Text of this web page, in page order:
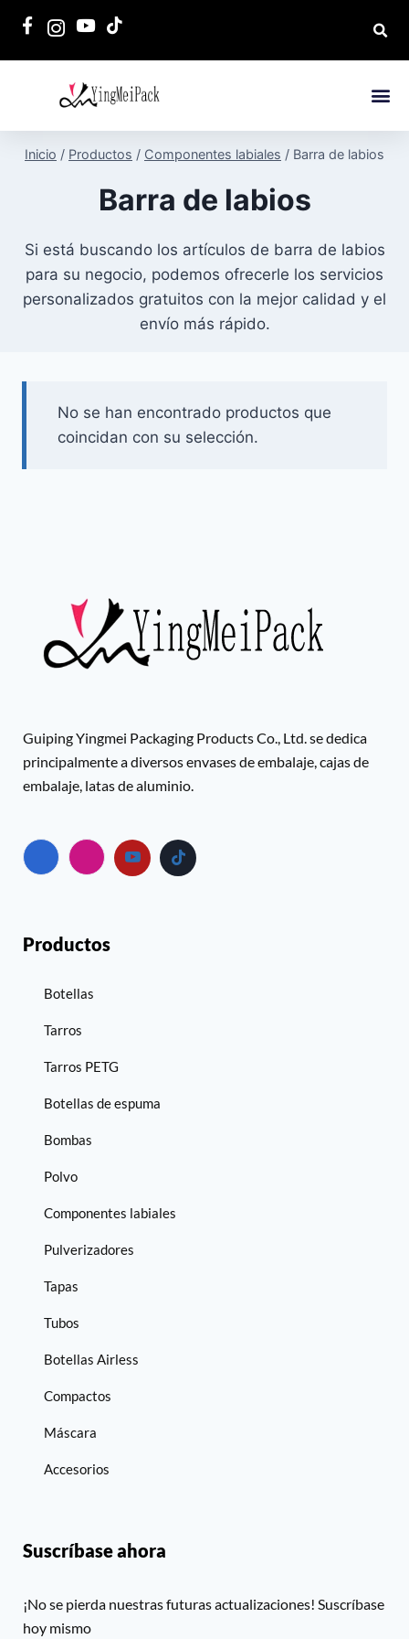
Inicio / Productos / Componentes labiales / Barra de labios
Barra de labios
Si está buscando los artículos de barra de labios
para su negocio, podemos ofrecerle los servicios
personalizados gratuitos con la mejor calidad y el
envío más rápido.
No se han encontrado productos que
coincidan con su selección.
Guiping Yingmei Packaging Products Co., Ltd. se dedica
principalmente a diversos envases de embalaje, cajas de
embalaje, latas de aluminio.
Productos
Botellas
Tarros
Tarros PETG
Botellas de espuma
Bombas
Polvo
Componentes labiales
Pulverizadores
Tapas
Tubos
Botellas Airless
Compactos
Máscara
Accesorios
Suscríbase ahora
¡No se pierda nuestras futuras actualizaciones! Suscríbase
hoy mismo